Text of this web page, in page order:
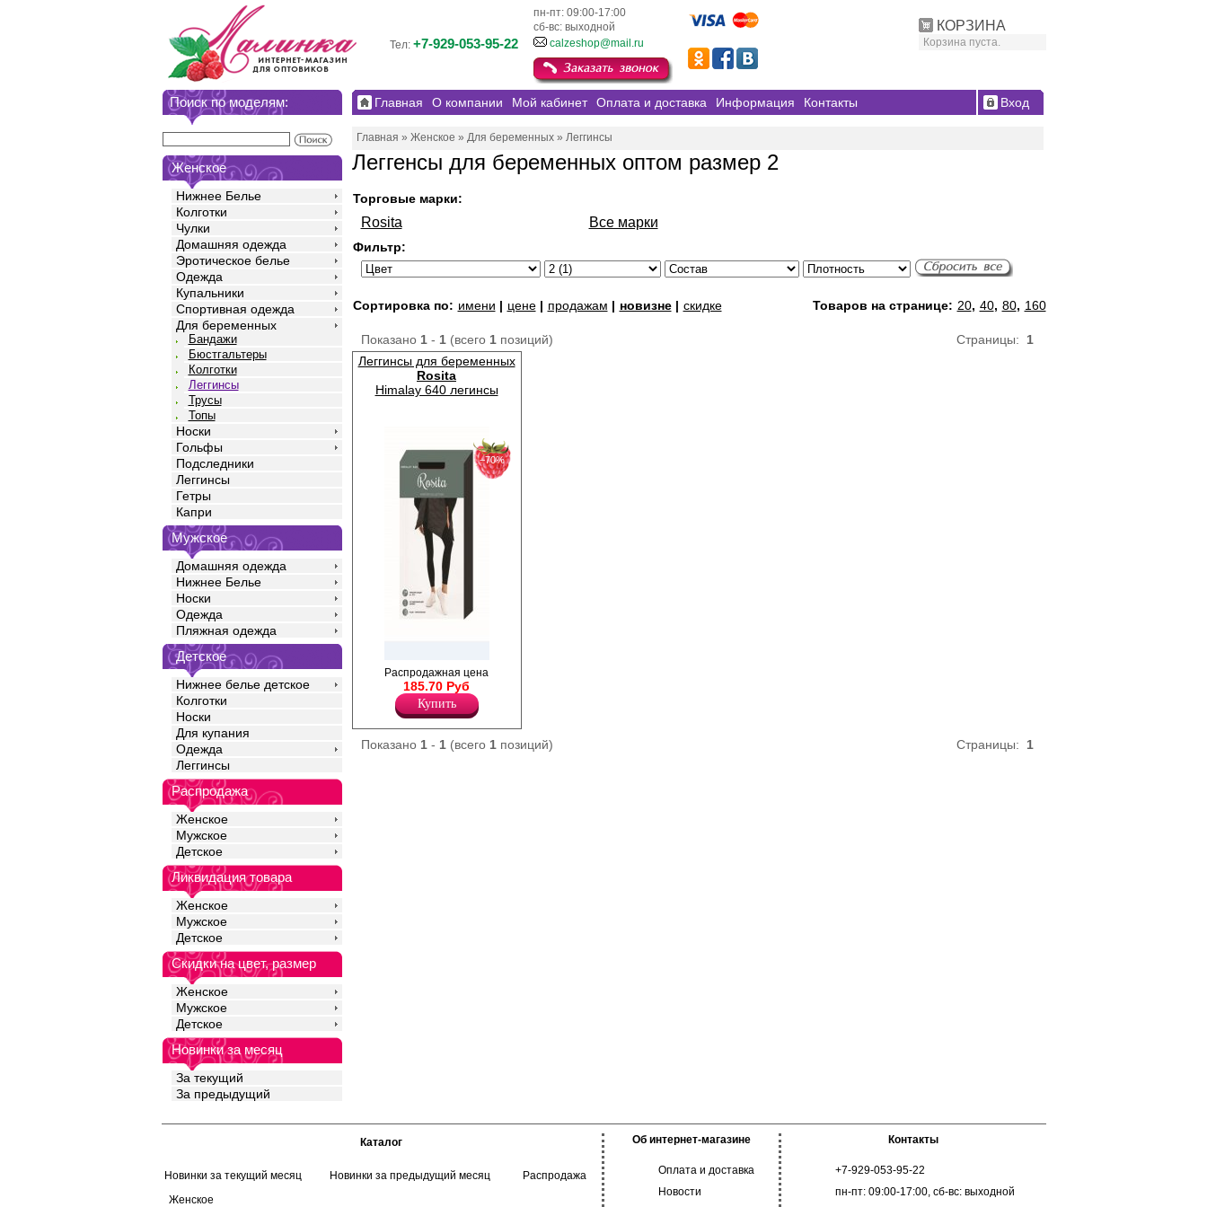
КОРЗИНА
Корзина пуста.
пн-пт: 09:00-17:00
сб-вс: выходной
Тел: +7-929-053-95-22 calzeshop@mail.ru
Поиск по моделям:
Женское
Нижнее Белье
Колготки
Чулки
Домашняя одежда
Эротическое белье
Одежда
Купальники
Спортивная одежда
Для беременных
Бандажи
Бюстгальтеры
Колготки
Леггинсы
Трусы
Топы
Носки
Гольфы
Подследники
Леггинсы
Гетры
Капри
Мужское
Домашняя одежда
Нижнее Белье
Носки
Одежда
Пляжная одежда
Детское
Нижнее белье детское
Колготки
Носки
Для купания
Одежда
Леггинсы
Распродажа
Женское
Мужское
Детское
Ликвидация товара
Женское
Мужское
Детское
Скидки на цвет, размер
Женское
Мужское
Детское
Новинки за месяц
За текущий
За предыдущий
Главная О компании Мой кабинет Оплата и доставка Информация Контакты Вход
Главная » Женское » Для беременных» Леггинсы
Леггенсы для беременных оптом размер 2
Торговые марки:
Rosita Все марки
Фильтр:
Сортировка по: имени | цене| продажам | новизне| скидке Товаров на странице: 20, 40, 80, 160
Страницы: 1
Показано 1- 1(всего 1позиций)
Леггинсы для беременных
Rosita
Himalay 640 легинсы
Теплые, мягкие легинсы с Plush ворсом на
внутренней стороне, что позволяет
сохранять тепло за счет удержания
воздуха в микропетле. Однородные по
всей длине, деликатно облегающие фигуру.
комфортный пояс, плоские швы, не
размерах создает максимальную свободу
Полиэфир 15%
Эластан 10%
−70%
Распродажная цена
185.70 Руб
Купить
Страницы: 1
Показано 1- 1(всего 1позиций)
Каталог
Новинки за текущий месяц Новинки за предыдущий месяц
Распродажа
Женское
Об интернет-магазине
Оплата и доставка
Новости
Контакты
+7-929-053-95-22
пн-пт: 09:00-17:00, сб-вс: выходной